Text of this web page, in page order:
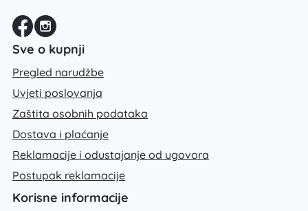
Sve o kupnji
Pregled narudžbe
Uvjeti poslovanja
Zaštita osobnih podataka
Dostava i plaćanje
Reklamacije i odustajanje od ugovora
Postupak reklamacije
Korisne informacije